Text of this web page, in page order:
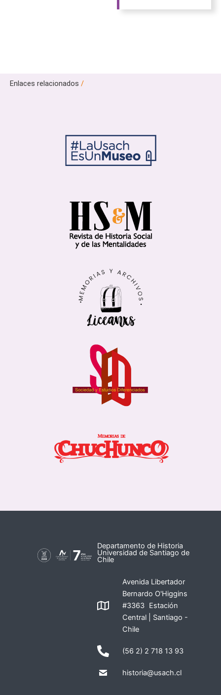
Enlaces relacionados /
Departamento de Historia
Universidad de Santiago de
Chile
Avenida Libertador
Bernardo O'Higgins
#3363 Estación
Central | Santiago -
Chile
(56 2) 2 718 13 93
historia@usach.cl